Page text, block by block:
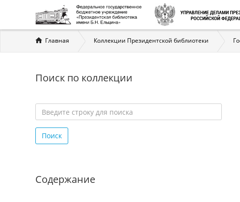
Вы
здесь
Главная Коллекции Президентской библиотеки
Поиск по коллекции
строку
для
Поиск
Содержание